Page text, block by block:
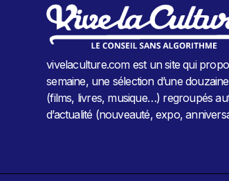
vivelaculture.com est un site qui
semaine, une sélection d’une
(films, livres, musique…) regroupés
d’actualité (nouveauté, expo,